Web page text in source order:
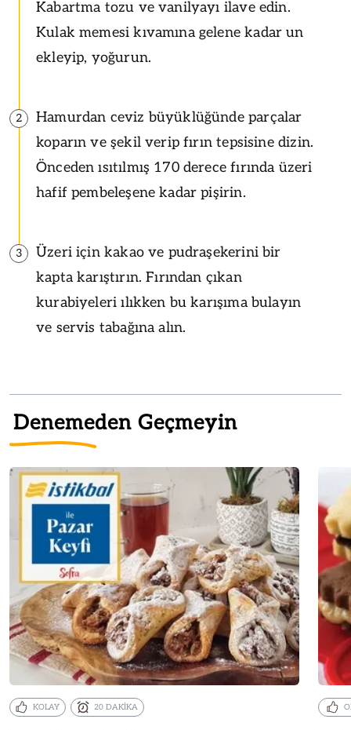
Kabartma tozu ve vanilyayı ilave edin.
Kulak memesi kıvamına gelene kadar un
ekleyip, yoğurun.
2
Hamurdan ceviz büyüklüğünde parçalar
koparın ve şekil verip fırın tepsisine dizin.
Önceden ısıtılmış 170 derece fırında üzeri
hafif pembeleşene kadar pişirin.
3
Üzeri için kakao ve pudraşekerini bir
kapta karıştırın. Fırından çıkan
kurabiyeleri ılıkken bu karışıma bulayın
ve servis tabağına alın.
Denemeden Geçmeyin
KOLAY 20 DAKİKA